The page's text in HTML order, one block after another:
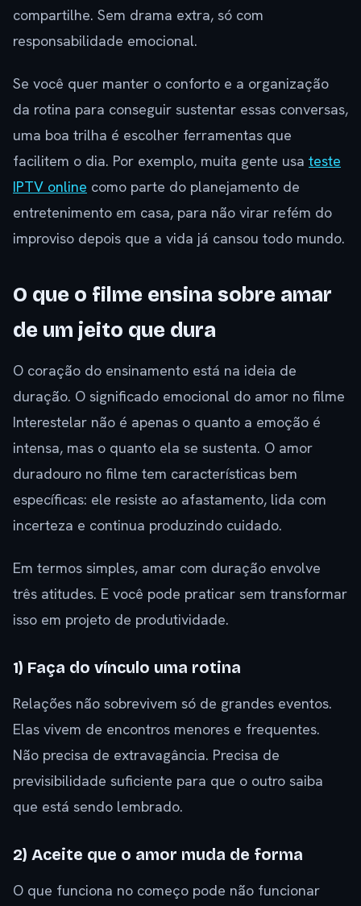
compartilhe. Sem drama extra, só com
responsabilidade emocional.
Se você quer manter o conforto e a organização
da rotina para conseguir sustentar essas conversas,
uma boa trilha é escolher ferramentas que
facilitem o dia. Por exemplo, muita gente usa teste
IPTV online como parte do planejamento de
entretenimento em casa, para não virar refém do
improviso depois que a vida já cansou todo mundo.
O que o filme ensina sobre amar
de um jeito que dura
O coração do ensinamento está na ideia de
duração. O significado emocional do amor no filme
Interestelar não é apenas o quanto a emoção é
intensa, mas o quanto ela se sustenta. O amor
duradouro no filme tem características bem
específicas: ele resiste ao afastamento, lida com
incerteza e continua produzindo cuidado.
Em termos simples, amar com duração envolve
três atitudes. E você pode praticar sem transformar
isso em projeto de produtividade.
1) Faça do vínculo uma rotina
Relações não sobrevivem só de grandes eventos.
Elas vivem de encontros menores e frequentes.
Não precisa de extravagância. Precisa de
previsibilidade suficiente para que o outro saiba
que está sendo lembrado.
2) Aceite que o amor muda de forma
O que funciona no começo pode não funcionar